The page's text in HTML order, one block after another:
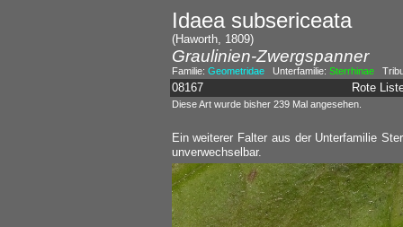
Idaea subsericeata
(Haworth, 1809)
Graulinien-Zwergspanner
Familie: GeometridaeUnterfamilie: Sterrhinae
08167 Rote
Diese Art wurde bisher 239 Mal angesehen.
Ein weiterer Falter aus der Unterfamilie
unverwechselbar.